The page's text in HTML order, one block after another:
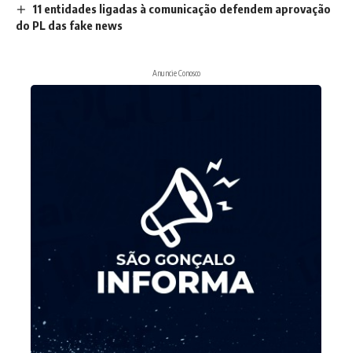
11 entidades ligadas à comunicação defendem aprovação
do PL das fake news
Anuncie Conosco